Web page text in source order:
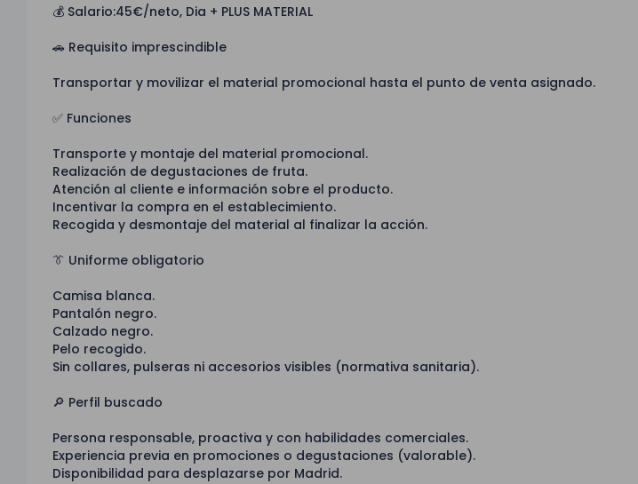
💰 Salario:45€/neto, Dia + PLUS MATERIAL
🚗 Requisito imprescindible
Transportar y movilizar el material promocional hasta el punto de venta asignado.
✅ Funciones
Transporte y montaje del material promocional.
Realización de degustaciones de fruta.
Atención al cliente e información sobre el producto.
Incentivar la compra en el establecimiento.
Recogida y desmontaje del material al finalizar la acción.
👔 Uniforme obligatorio
Camisa blanca.
Pantalón negro.
Calzado negro.
Pelo recogido.
Sin collares, pulseras ni accesorios visibles (normativa sanitaria).
🔎 Perfil buscado
Persona responsable, proactiva y con habilidades comerciales.
Experiencia previa en promociones o degustaciones (valorable).
Disponibilidad para desplazarse por Madrid.